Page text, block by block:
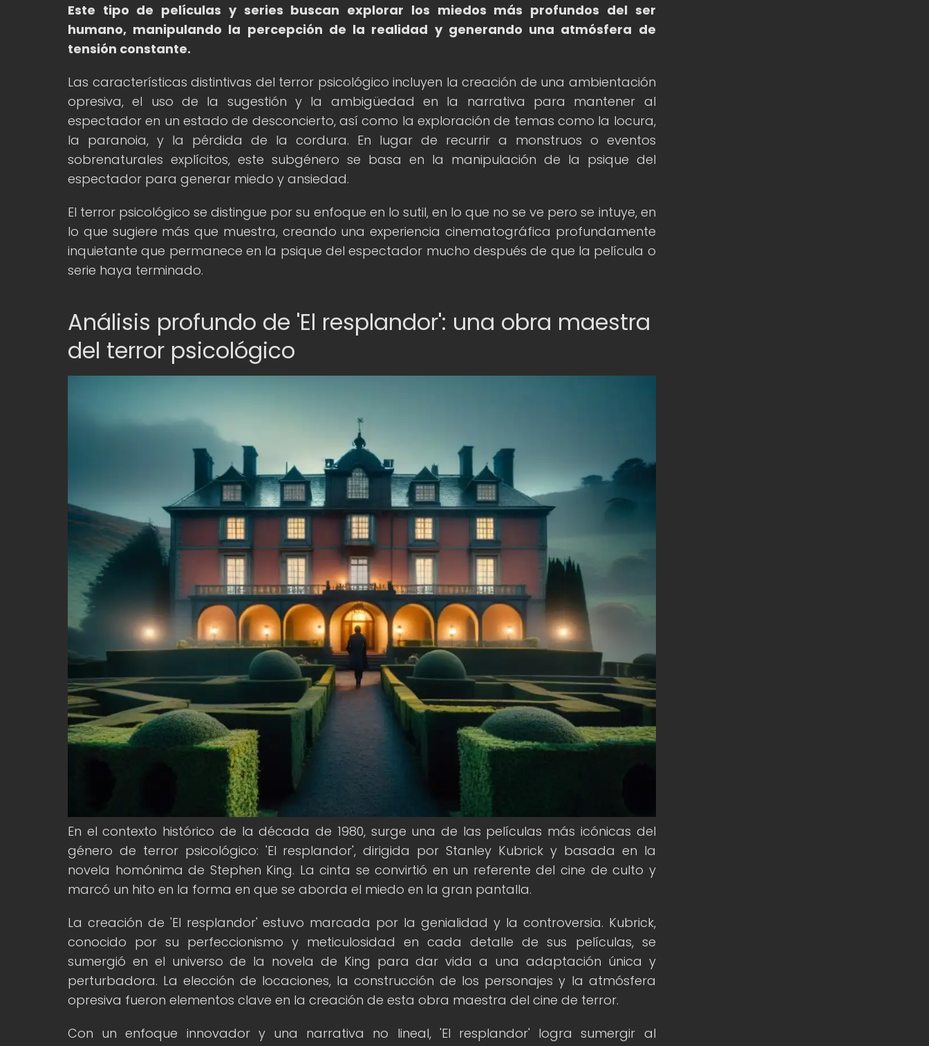
Este tipo de películas y series buscan explorar los miedos más profundos del ser
humano, manipulando la percepción de la realidad y generando una atmósfera de
tensión constante.
Las características distintivas del terror psicológico incluyen la creación de una ambientación
opresiva, el uso de la sugestión y la ambigüedad en la narrativa para mantener al
espectador en un estado de desconcierto, así como la exploración de temas como la locura,
la paranoia, y la pérdida de la cordura. En lugar de recurrir a monstruos o eventos
sobrenaturales explícitos, este subgénero se basa en la manipulación de la psique del
espectador para generar miedo y ansiedad.
El terror psicológico se distingue por su enfoque en lo sutil, en lo que no se ve pero se intuye, en
lo que sugiere más que muestra, creando una experiencia cinematográfica profundamente
inquietante que permanece en la psique del espectador mucho después de que la película o
serie haya terminado.
Análisis profundo de 'El resplandor': una obra maestra
del terror psicológico
En el contexto histórico de la década de 1980, surge una de las películas más icónicas del
género de terror psicológico: 'El resplandor', dirigida por Stanley Kubrick y basada en la
novela homónima de Stephen King. La cinta se convirtió en un referente del cine de culto y
marcó un hito en la forma en que se aborda el miedo en la gran pantalla.
La creación de 'El resplandor' estuvo marcada por la genialidad y la controversia. Kubrick,
conocido por su perfeccionismo y meticulosidad en cada detalle de sus películas, se
sumergió en el universo de la novela de King para dar vida a una adaptación única y
perturbadora. La elección de locaciones, la construcción de los personajes y la atmósfera
opresiva fueron elementos clave en la creación de esta obra maestra del cine de terror.
Con un enfoque innovador y una narrativa no lineal, 'El resplandor' logra sumergir al